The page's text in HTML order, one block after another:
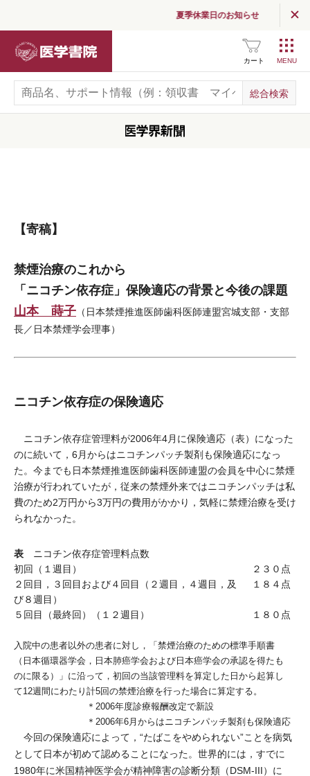
夏季休業日のお知らせ
カート
【寄稿】
禁煙治療のこれから
「ニコチン依存症」保険適応の背景と今後の課題
山本 蒔子 （日本禁煙推進医師歯科医師連盟宮城支部・支部
長／日本禁煙学会理事）
ニコチン依存症の保険適応
ニコチン依存症管理料が2006年4月に保険適応（表）になった
のに続いて，6月からはニコチンパッチ製剤も保険適応になっ
た。今までも日本禁煙推進医師歯科医師連盟の会員を中心に禁煙
治療が行われていたが，従来の禁煙外来ではニコチンパッチは私
費のため2万円から3万円の費用がかかり，気軽に禁煙治療を受け
られなかった。
表 ニコチン依存症管理料点数
初回（１週目）
２３０点
２回目，３回目および４回目（２週目，４週目，及
び８週目）
１８４点
５回目（最終回）（１２週目） １８０点
入院中の患者以外の患者に対し，「禁煙治療のための標準手順書
（日本循環器学会，日本肺癌学会および日本癌学会の承認を得たも
のに限る）」に沿って，初回の当該管理料を算定した日から起算し
て12週間にわたり計5回の禁煙治療を行った場合に算定する。
＊ 2006年度診療報酬改定で新設
＊ 2006年6月からはニコチンパッチ製剤も保険適応
今回の保険適応によって，“たばこをやめられない”ことを病気
として日本が初めて認めることになった。世界的には，すでに
1980年に米国精神医学会が精神障害の診断分類（DSM-III）に